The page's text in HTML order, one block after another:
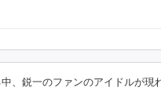
、鋭一のファンのアイドルが